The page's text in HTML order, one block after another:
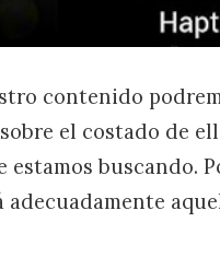
contenido
el costado de
buscando.